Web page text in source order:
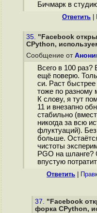
Бичмарк в
Ответить
35. "Facebook
CPython,
Сообщение от
Всего в 100 раз?
ещё поверю.
си. Раст
тоже по разному
К слову, я тут
11 и внезапно
стабильно
никогда за всю
флуктуаций).
больше.
чистоты
PGO на шланге?
впустую
Ответить
37. "Facebook
форка CPython,